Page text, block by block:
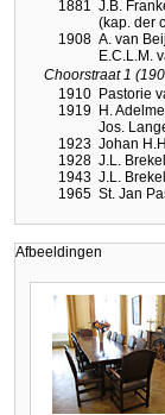
1881
J.B.
(kap. der
1908 A. van
E.C.L.M.
Choorstraat 1
1910 Pastorie
1919 H.
Jos.
1923 Johan
1928 J.L.
1943 J.L.
1965 St. Jan
Afbeeldingen